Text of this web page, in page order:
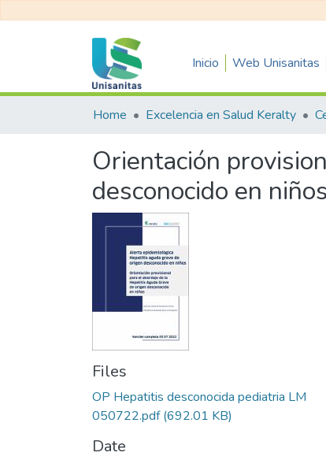
Inicio Web Unisanitas
Home Excelencia en Salud Keralty
Orientación
desconocido en
Files
OP Hepatitis desconocida pediatria LM
050722.pdf(692.01 KB)
Date